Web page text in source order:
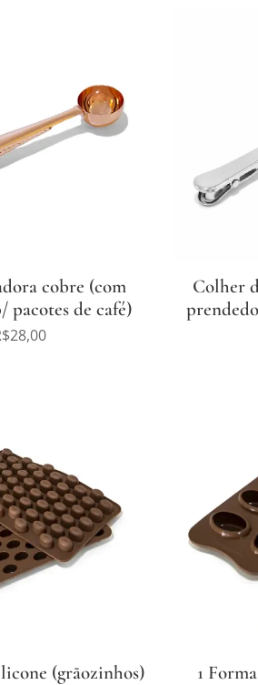
cobre (com
pacotes de café)
28,00
Colher
(grãozinhos)
1